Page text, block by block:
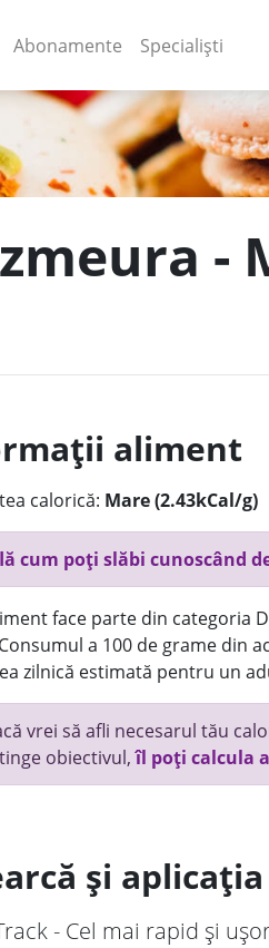
(current)
Abonamente Specialiști
-
aliment
calorică: Mare (2.43kCal/g)
cum poți slăbi cunoscând
face parte din categoria
a 100 de grame din
zilnică estimată pentru un
vrei să afli necesarul tău
obiectivul,îl poți calcula
și
- Cel mai rapid și